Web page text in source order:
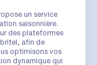
un service
saisonnière.
des plateformes
afin de
optimisons vos
dynamique qui